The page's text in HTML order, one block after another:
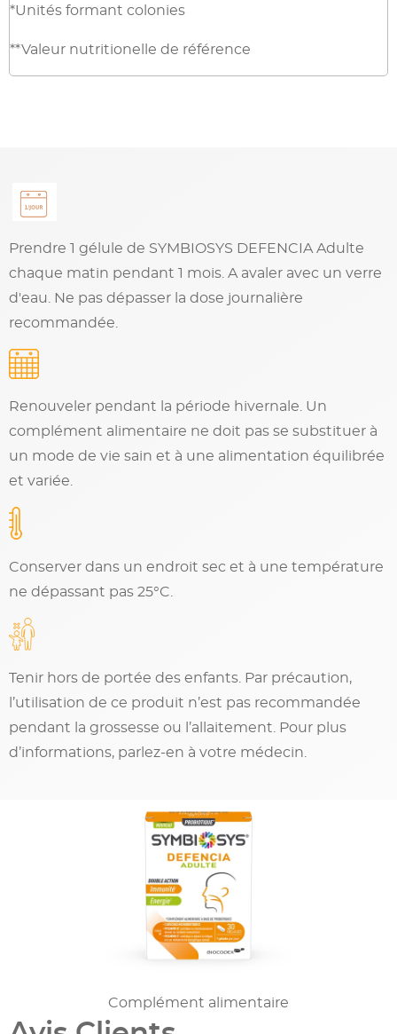
*Unités formant colonies
**Valeur nutritionelle de référence
Prendre 1 gélule de SYMBIOSYS DEFENCIA Adulte
chaque matin pendant 1 mois. A avaler avec un verre
d'eau. Ne pas dépasser la dose journalière
recommandée.
Renouveler pendant la période hivernale. Un
complément alimentaire ne doit pas se substituer à
un mode de vie sain et à une alimentation équilibrée
et variée.
Conserver dans un endroit sec et à une température
ne dépassant pas 25°C.
Tenir hors de portée des enfants. Par précaution,
l’utilisation de ce produit n’est pas recommandée
pendant la grossesse ou l’allaitement. Pour plus
d’informations, parlez-en à votre médecin.
Complément alimentaire